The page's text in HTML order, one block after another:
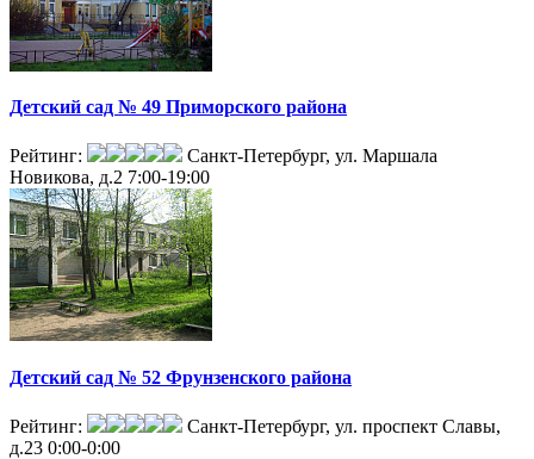
Детский сад № 49 Приморского района
Рейтинг:
Санкт-Петербург, ул. Маршала
Новикова, д.2 7:00-19:00
Детский сад № 52 Фрунзенского района
Рейтинг:
Санкт-Петербург, ул. проспект Славы,
д.23 0:00-0:00